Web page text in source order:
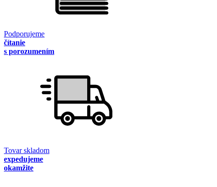
Podporujeme
čítanie
s porozumením
Tovar skladom
expedujeme
okamžite